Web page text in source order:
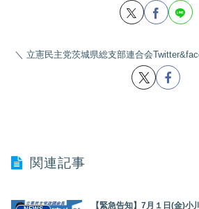
立憲民主党茨城県総支部連合会
関連記事
【緊急告知】7月１日(金)小